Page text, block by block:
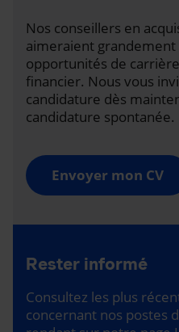
Nos conseillers en
aimeraient grandement
opportunités de
financier. Nous vous
candidature dès
candidature spontanée.
Envoyer mon CV
Rester informé
Consultez les plus
concernant nos postes